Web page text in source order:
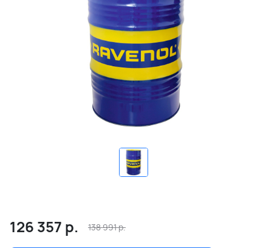
126 357 р. 138 991р.